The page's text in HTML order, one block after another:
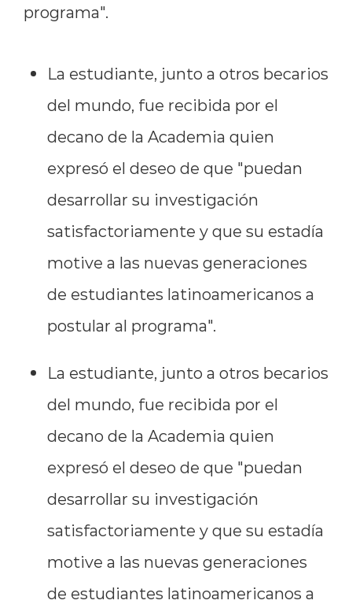
programa".
La estudiante, junto a otros becarios
del mundo, fue recibida por el
decano de la Academia quien
expresó el deseo de que "puedan
desarrollar su investigación
satisfactoriamente y que su estadía
motive a las nuevas generaciones
de estudiantes latinoamericanos a
postular al programa".
La estudiante, junto a otros becarios
del mundo, fue recibida por el
decano de la Academia quien
expresó el deseo de que "puedan
desarrollar su investigación
satisfactoriamente y que su estadía
motive a las nuevas generaciones
de estudiantes latinoamericanos a